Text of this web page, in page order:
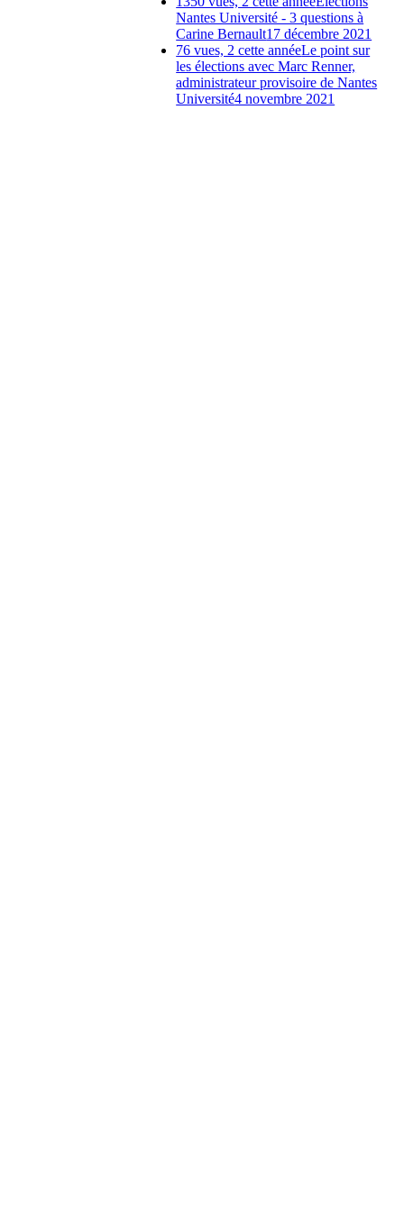
Nantes Université - 3 questions à
Carine Bernault17 décembre 2021
76 vues, 2 cette annéeLe point sur
les élections avec Marc Renner,
administrateur provisoire de Nantes
Université4 novembre 2021